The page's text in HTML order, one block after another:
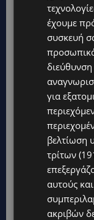
Hot this
VIBE NEWS
Η Peugeot
Φεστιβάλ
έχουμε
συσκευή
για
βελτίωση
τρίτων
αυτούς
ακριβών